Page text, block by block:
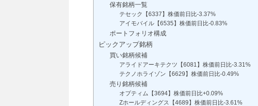
保有銘柄一覧
テセック【6337】株価前日比-3.37%
アイモバイル【6535】株価前日比-0.83%
ポートフォリオ構成
ピックアップ銘柄
買い銘柄候補
アライドアーキテクツ【6081】株価前日比-3.31%
テクノホライゾン【6629】株価前日比-0.49%
売り銘柄候補
オプティム【3694】株価前日比+0.09%
Zホールディングス【4689】株価前日比-3.61%